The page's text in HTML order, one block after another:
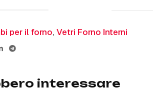
per il forno, Vetri Forno Interni
interessare